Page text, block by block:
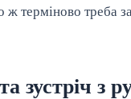
ж терміново треба
зустріч з